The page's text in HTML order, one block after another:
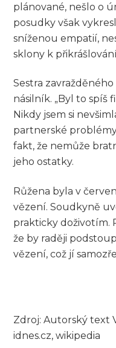
plánované, nešlo o
posudky však
sníženou empatií,
sklony k
Sestra
násilník. „Byl to spíš
Nikdy jsem si
partnerské
fakt, že nemůže
jeho ostatky.
Růžena byla v
vězení. Soudkyně
prakticky doživotím.
že by raději
vězení, což jí
Zdroj: Autorský text
idnes.cz, wikipedia